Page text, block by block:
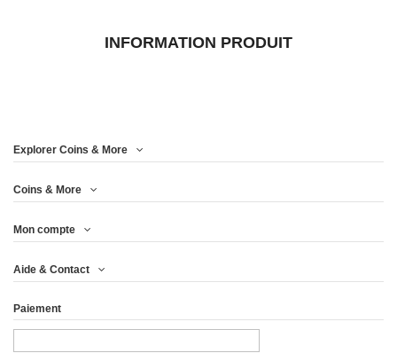
INFORMATION PRODUIT
Explorer Coins & More
Coins & More
Mon compte
Aide & Contact
Paiement